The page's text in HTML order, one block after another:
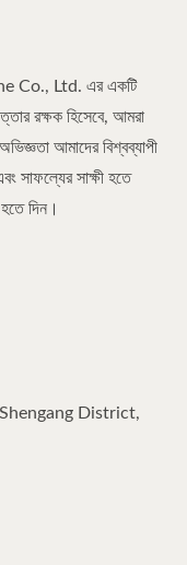
Co., Ltd. এর একটি
রক্ষক হিসেবে, আমরা
আমাদের বিশ্বব্যাপী
সাফল্যের সাক্ষী হতে
দিন।
District,